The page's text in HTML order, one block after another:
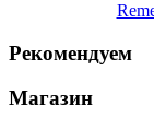
Рекомендуем
Магазин